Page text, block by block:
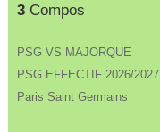
3Compos
PSG VS MAJORQUE
PSG EFFECTIF 2026/2027
Paris Saint Germains